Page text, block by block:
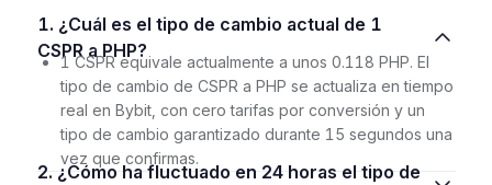
1. ¿Cuál es el tipo de cambio actual de 1
CSPR a PHP?
1 CSPR equivale actualmente a unos 0.118 PHP. El
tipo de cambio de CSPR a PHP se actualiza en tiempo
real en Bybit, con cero tarifas por conversión y un
tipo de cambio garantizado durante 15 segundos una
vez que confirmas.
2. ¿Cómo ha fluctuado en 24 horas el tipo de